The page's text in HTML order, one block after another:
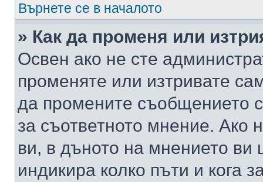
Върнете се в началото
» Как да променя или
Освен ако не сте
променяте или изтривате
да промените съобщението
за съответното мнение. Ако
ви, в дъното на мнението ви
индикира колко пъти и кога